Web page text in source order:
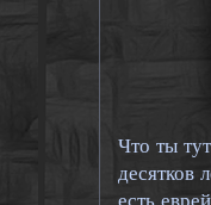
Что ты
десятков